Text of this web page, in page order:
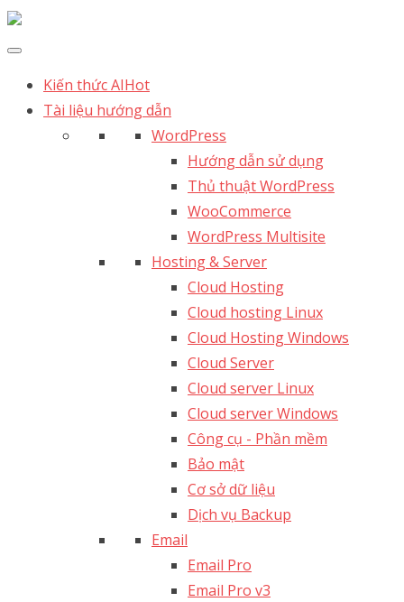
Kiến thức AIHot
Tài liệu hướng dẫn
WordPress
Hướng dẫn sử dụng
Thủ thuật WordPress
WooCommerce
WordPress Multisite
Hosting & Server
Cloud Hosting
Cloud hosting Linux
Cloud Hosting Windows
Cloud Server
Cloud server Linux
Cloud server Windows
Công cụ - Phần mềm
Bảo mật
Cơ sở dữ liệu
Dịch vụ Backup
Email
Email Pro
Email Pro v3